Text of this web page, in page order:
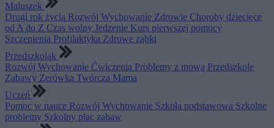
Maluszek
Drugi rok życia Rozwój Wychowanie Zdrowie Choroby dziecięce
od A do Z Czas wolny Jedzenie Kurs pierwszej pomocy
Szczepienia Profilaktyka Zdrowe ząbki
Przedszkolak
Rozwój Wychowanie Ćwiczenia Problemy z mową Przedszkole
Zabawy Zerówka Twórcza Mama
Uczeń
Pomoc w nauce Rozwój Wychowanie Szkoła podstawowa Szkolne
problemy Szkolny plac zabaw